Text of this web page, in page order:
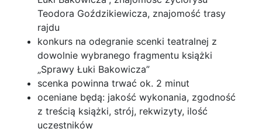
Teodora Goździkiewicza, znajomość trasy
rajdu
konkurs na odegranie scenki teatralnej z
dowolnie wybranego fragmentu książki
„Sprawy Łuki Bakowicza”
scenka powinna trwać ok. 2 minut
oceniane będą: jakość wykonania, zgodność
z treścią książki, strój, rekwizyty, ilość
uczestników